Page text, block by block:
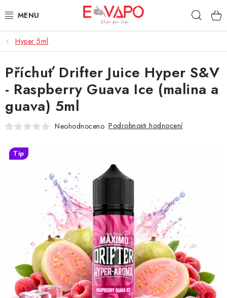
na
3D TISK
TIPY ZA DOBROU CENU
AROMATA A PŘÍCHUTĚ
BÁZE
E-LIQUIDY
E-CIGARETY
NIKOTINOVÉ SÁČKY
DÁRKOVÉ VOUCHERY
ATOMIZÉRY A CARTRIDGE
DIY
Hyper 5ml
Příchuť Drifter Juice Hyper S&V
- Raspberry Guava Ice (malina a
guava) 5ml
Neohodnoceno Podrobnosti hodnocení
Tip